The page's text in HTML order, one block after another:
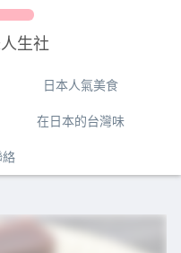
生社
日本人氣美食
在日本的台灣味
絡